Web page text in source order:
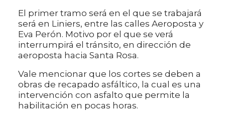
El primer tramo será en el que se trabajará
será en Liniers, entre las calles Aeroposta y
Eva Perón. Motivo por el que se verá
interrumpirá el tránsito, en dirección de
aeroposta hacia Santa Rosa.
Vale mencionar que los cortes se deben a
obras de recapado asfáltico, la cual es una
intervención con asfalto que permite la
habilitación en pocas horas.